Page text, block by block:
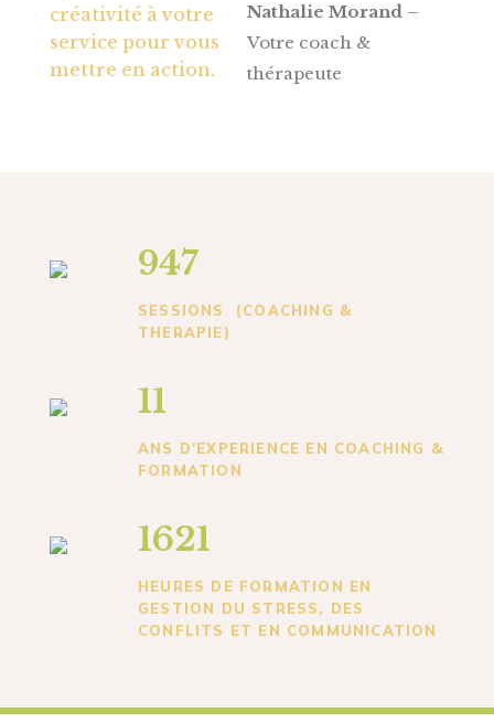
créativité à votre
service pour vous
mettre en action.
Nathalie Morand–
Votre coach &
thérapeute
947
SESSIONS (COACHING &
THERAPIE)
11
ANS D'EXPERIENCE EN COACHING &
FORMATION
1621
HEURES DE FORMATION EN
GESTION DU STRESS, DES
CONFLITS ET EN COMMUNICATION